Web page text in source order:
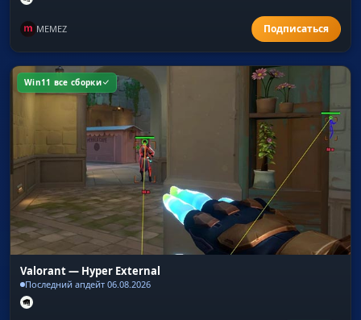
MEMEZ
Win11 все сборки
Valorant — Hyper External
Последний апдейт 06.08.2026